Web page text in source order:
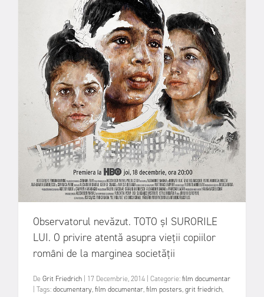
Observatorul nevăzut. TOTO șI SURORILE
LUI. O privire atentă asupra vieții copiilor
români de la marginea societății
De Grit Friedrich 17 Decembrie, 2014 Categorie:film documentar
Tags:documentary,film documentar,film posters,grit friedrich,